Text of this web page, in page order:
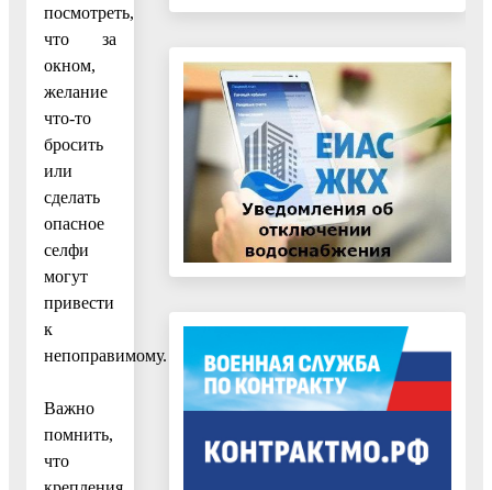
посмотреть,
что за
окном,
желание
что-то
бросить
или
сделать
опасное
селфи
могут
привести
к
непоправимому.
Важно
помнить,
что